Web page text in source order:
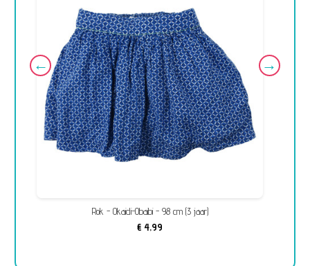
Rok - Okaidi-Obaibi - 98 cm (3 jaar)
€ 4,99